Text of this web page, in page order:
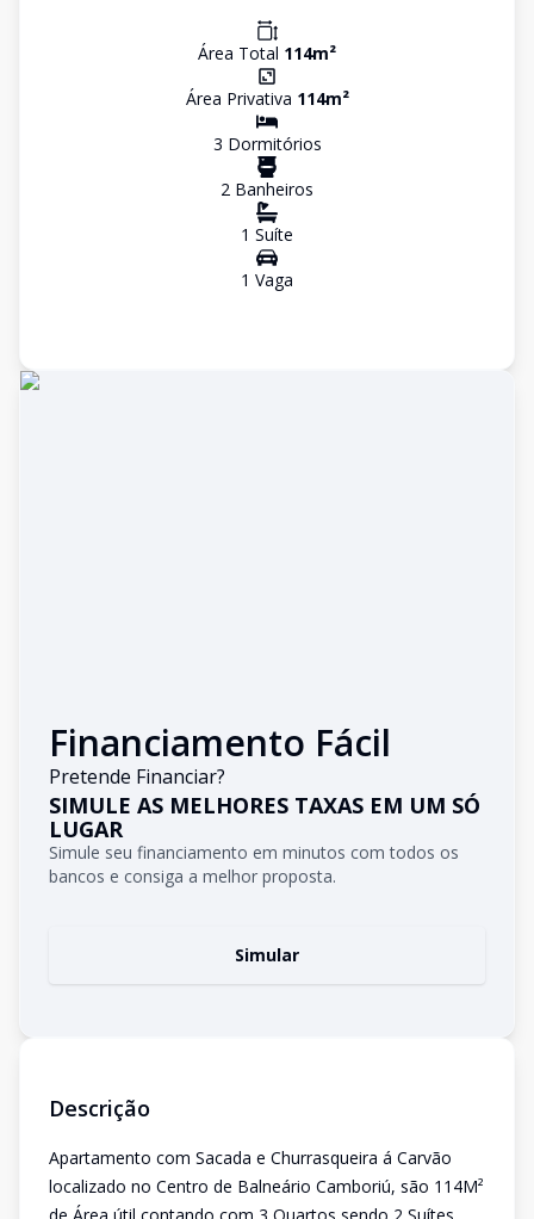
Área Total 114m²
Área Privativa 114m²
3 Dormitórios
2 Banheiros
1 Suíte
1 Vaga
Financiamento Fácil
Pretende Financiar?
SIMULE AS MELHORES TAXAS EM UM SÓ
LUGAR
Simule seu financiamento em minutos com todos os
bancos e consiga a melhor proposta.
Simular
Descrição
Apartamento com Sacada e Churrasqueira á Carvão
localizado no Centro de Balneário Camboriú, são 114M²